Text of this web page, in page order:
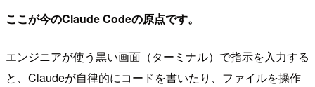
ここが今のClaude Codeの原点です。
エンジニアが使う黒い画面（ターミナル）で指示を入力する
と、Claudeが自律的にコードを書いたり、ファイルを操作